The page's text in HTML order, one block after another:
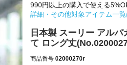
990円以上の購入で使える
詳細・その他対象アイテム一
日本製 スーリー アル
て ロング丈
商品番号 02000270r